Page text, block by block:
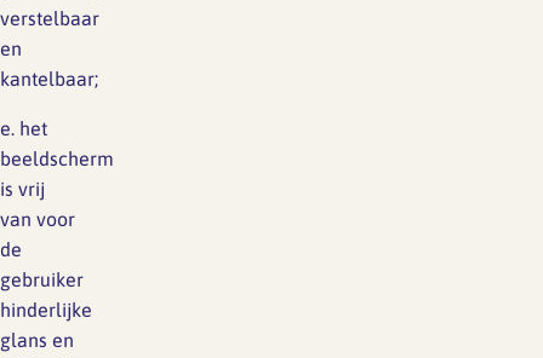
verstelbaar
en
kantelbaar;
e. het
beeldscherm
is vrij
van voor
de
gebruiker
hinderlijke
glans en